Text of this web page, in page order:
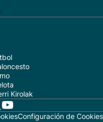
Kirolak
Configuración de Cookies